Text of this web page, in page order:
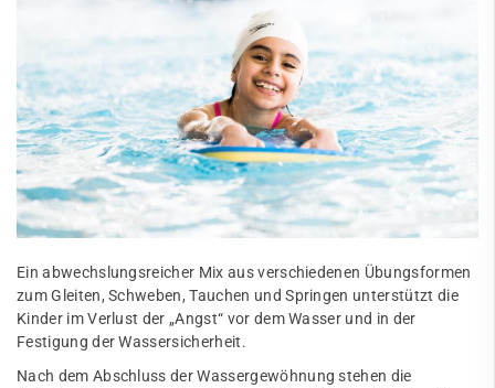
Ein abwechslungsreicher Mix aus verschiedenen Übungsformen
zum Gleiten, Schweben, Tauchen und Springen unterstützt die
Kinder im Verlust der „Angst“ vor dem Wasser und in der
Festigung der Wassersicherheit.
Nach dem Abschluss der Wassergewöhnung stehen die